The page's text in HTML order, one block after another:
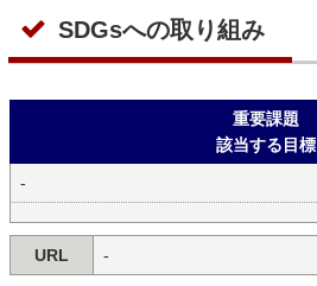
SDGsへの取り組み
重要課題
該当する目標
-
URL -